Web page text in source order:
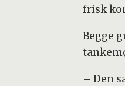
frisk
Begge
– Den